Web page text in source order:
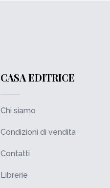
CASA EDITRICE
Chi siamo
Condizioni di vendita
Contatti
Librerie